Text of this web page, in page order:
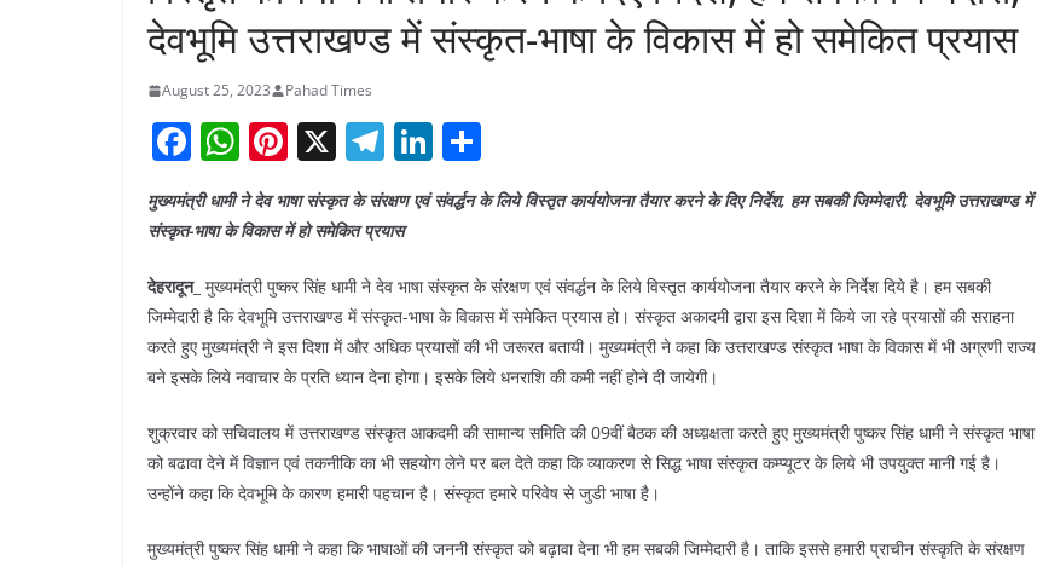
देवभूमि उत्तराखण्ड में संस्कृत-भाषा के विकास में हो समेकित प्रयास
August 25, 2023 Pahad Times
F
a
c
b
o
o
W
h
at
A
p
p
Pi
nt
er
st
X T
e
a
m
Li
n
k
dI
n
h
ar
मुख्यमंत्री धामी ने देव भाषा संस्कृत के संरक्षण एवं संवर्द्धन के लिये विस्तृत कार्ययोजना तैयार करने के दिए निर्देश, हम सबकी जिम्मेदारी, देवभूमि उत्तराखण्ड में
संस्कृत-भाषा के विकास में हो समेकित प्रयास
देहरादून_ मुख्यमंत्री पुष्कर सिंह धामी ने देव भाषा संस्कृत के संरक्षण एवं संवर्द्धन के लिये विस्तृत कार्ययोजना तैयार करने के निर्देश दिये है। हम सबकी
जिम्मेदारी है कि देवभूमि उत्तराखण्ड में संस्कृत-भाषा के विकास में समेकित प्रयास हो। संस्कृत अकादमी द्वारा इस दिशा में किये जा रहे प्रयासों की सराहना
करते हुए मुख्यमंत्री ने इस दिशा में और अधिक प्रयासों की भी जरूरत बतायी। मुख्यमंत्री ने कहा कि उत्तराखण्ड संस्कृत भाषा के विकास में भी अग्रणी राज्य
बने इसके लिये नवाचार के प्रति ध्यान देना होगा। इसके लिये धनराशि की कमी नहीं होने दी जायेगी।
शुक्रवार को सचिवालय में उत्तराखण्ड संस्कृत आकदमी की सामान्य समिति की 09वीं बैठक की अध्य़क्षता करते हुए मुख्यमंत्री पुष्कर सिंह धामी ने संस्कृत भाषा
को बढावा देने में विज्ञान एवं तकनीकि का भी सहयोग लेने पर बल देते कहा कि व्याकरण से सिद्ध भाषा संस्कृत कम्प्यूटर के लिये भी उपयुक्त मानी गई है।
उन्होंने कहा कि देवभूमि के कारण हमारी पहचान है। संस्कृत हमारे परिवेष से जुडी भाषा है।
मुख्यमंत्री पुष्कर सिंह धामी ने कहा कि भाषाओं की जननी संस्कृत को बढ़ावा देना भी हम सबकी जिम्मेदारी है। ताकि इससे हमारी प्राचीन संस्कृति के संरक्षण